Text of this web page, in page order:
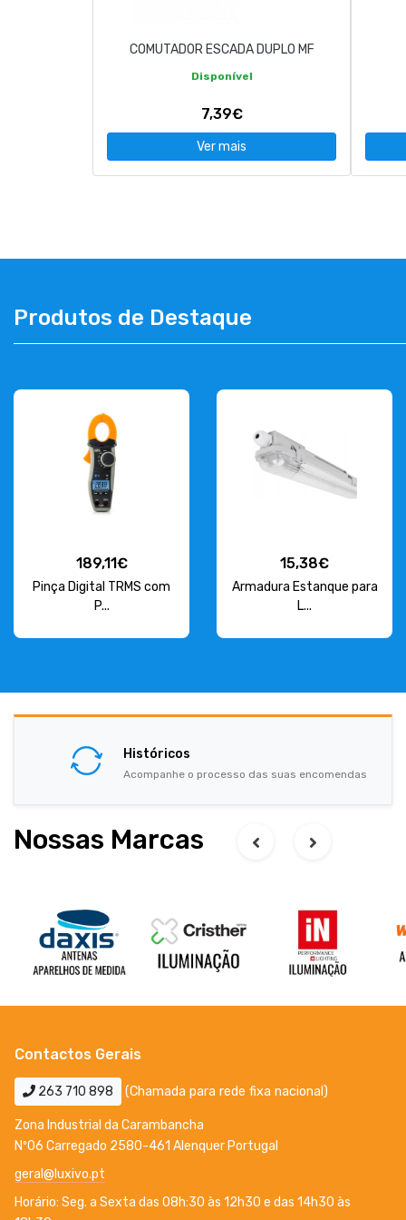
COMUTADOR ESCADA DUPLO MF
Disponível
7,39€
Ver mais
Produtos de Destaque
189,11€
Pinça Digital TRMS com
P...
15,38€
Armadura Estanque para
L...
Históricos
Acompanhe o processo das suas encomendas
Nossas Marcas
Contactos Gerais
263 710 898 (Chamada para rede fixa nacional)
Zona Industrial da Carambancha
Nº06 Carregado 2580-461 Alenquer Portugal
geral@luxivo.pt
Horário: Seg. a Sexta das 08h:30 às 12h30 e das 14h30 às